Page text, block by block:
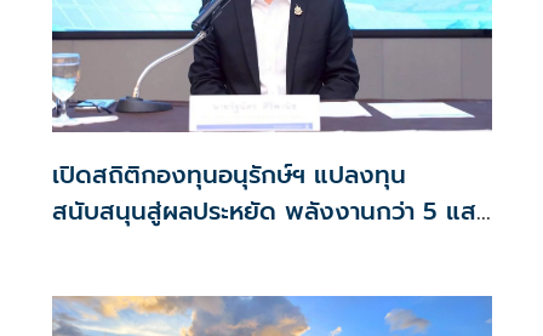
เปิดสถิติกองทุนอนุรักษ์ฯ แปลงทุน
สนับสนุนสู่ผลประหยัด พลังงานกว่า 5 แสน